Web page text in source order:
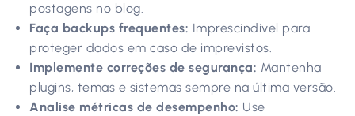
postagens no blog.
Faça backups frequentes: Imprescindível para
proteger dados em caso de imprevistos.
Implemente correções de segurança: Mantenha
plugins, temas e sistemas sempre na última versão.
Analise métricas de desempenho: Use